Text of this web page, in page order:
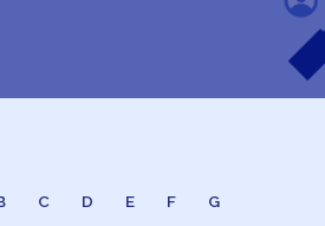
C D E F G